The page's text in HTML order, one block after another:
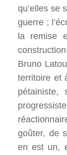
qu’elles se
guerre ;
la remise
Bruno
territoire et
pétainiste,
goûter, de
en est un,